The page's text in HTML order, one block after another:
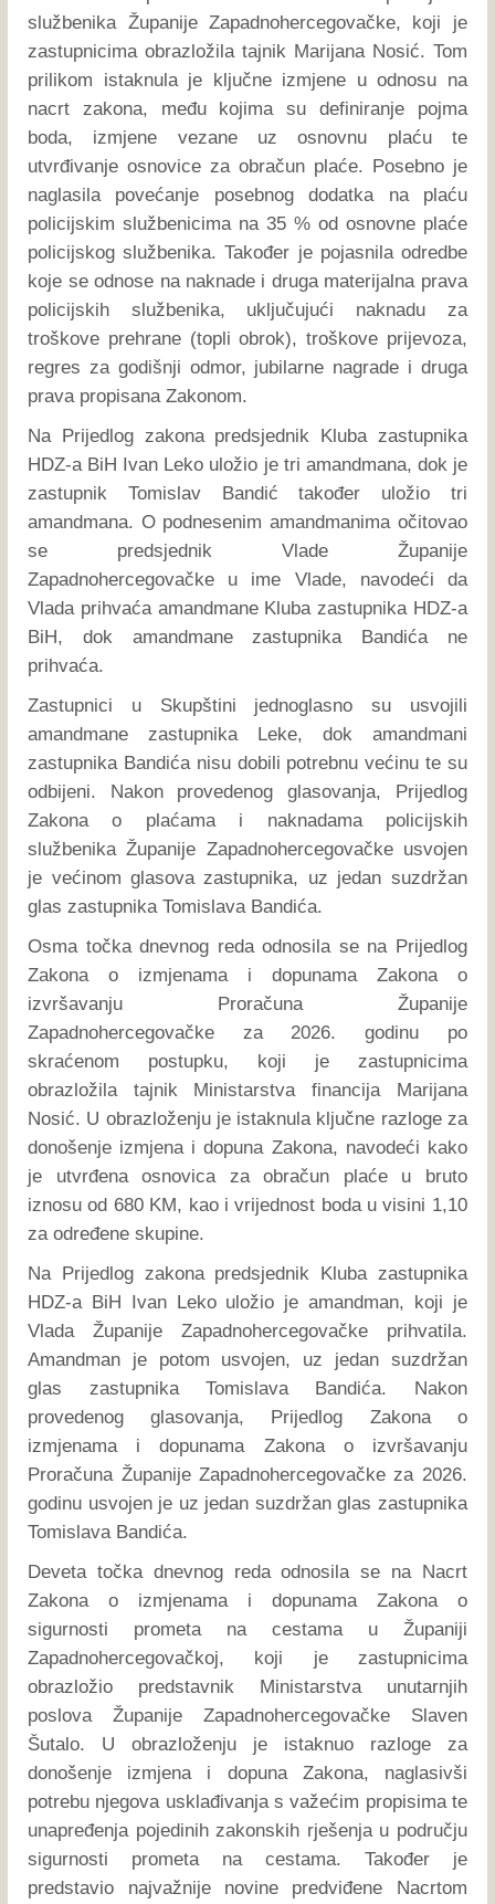
službenika Županije Zapadnohercegovačke, koji je
zastupnicima obrazložila tajnik Marijana Nosić. Tom
prilikom istaknula je ključne izmjene u odnosu na
nacrt zakona, među kojima su definiranje pojma
boda, izmjene vezane uz osnovnu plaću te
utvrđivanje osnovice za obračun plaće. Posebno je
naglasila povećanje posebnog dodatka na plaću
policijskim službenicima na 35 % od osnovne plaće
policijskog službenika. Također je pojasnila odredbe
koje se odnose na naknade i druga materijalna prava
policijskih službenika, uključujući naknadu za
troškove prehrane (topli obrok), troškove prijevoza,
regres za godišnji odmor, jubilarne nagrade i druga
prava propisana Zakonom.
Na Prijedlog zakona predsjednik Kluba zastupnika
HDZ-a BiH Ivan Leko uložio je tri amandmana, dok je
zastupnik Tomislav Bandić također uložio tri
amandmana. O podnesenim amandmanima očitovao
se predsjednik Vlade Županije
Zapadnohercegovačke u ime Vlade, navodeći da
Vlada prihvaća amandmane Kluba zastupnika HDZ-a
BiH, dok amandmane zastupnika Bandića ne
prihvaća.
Zastupnici u Skupštini jednoglasno su usvojili
amandmane zastupnika Leke, dok amandmani
zastupnika Bandića nisu dobili potrebnu većinu te su
odbijeni. Nakon provedenog glasovanja, Prijedlog
Zakona o plaćama i naknadama policijskih
službenika Županije Zapadnohercegovačke usvojen
je većinom glasova zastupnika, uz jedan suzdržan
glas zastupnika Tomislava Bandića.
Osma točka dnevnog reda odnosila se na Prijedlog
Zakona o izmjenama i dopunama Zakona o
izvršavanju Proračuna Županije
Zapadnohercegovačke za 2026. godinu po
skraćenom postupku, koji je zastupnicima
obrazložila tajnik Ministarstva financija Marijana
Nosić. U obrazloženju je istaknula ključne razloge za
donošenje izmjena i dopuna Zakona, navodeći kako
je utvrđena osnovica za obračun plaće u bruto
iznosu od 680 KM, kao i vrijednost boda u visini 1,10
za određene skupine.
Na Prijedlog zakona predsjednik Kluba zastupnika
HDZ-a BiH Ivan Leko uložio je amandman, koji je
Vlada Županije Zapadnohercegovačke prihvatila.
Amandman je potom usvojen, uz jedan suzdržan
glas zastupnika Tomislava Bandića. Nakon
provedenog glasovanja, Prijedlog Zakona o
izmjenama i dopunama Zakona o izvršavanju
Proračuna Županije Zapadnohercegovačke za 2026.
godinu usvojen je uz jedan suzdržan glas zastupnika
Tomislava Bandića.
Deveta točka dnevnog reda odnosila se na Nacrt
Zakona o izmjenama i dopunama Zakona o
sigurnosti prometa na cestama u Županiji
Zapadnohercegovačkoj, koji je zastupnicima
obrazložio predstavnik Ministarstva unutarnjih
poslova Županije Zapadnohercegovačke Slaven
Šutalo. U obrazloženju je istaknuo razloge za
donošenje izmjena i dopuna Zakona, naglasivši
potrebu njegova usklađivanja s važećim propisima te
unapređenja pojedinih zakonskih rješenja u području
sigurnosti prometa na cestama. Također je
predstavio najvažnije novine predviđene Nacrtom